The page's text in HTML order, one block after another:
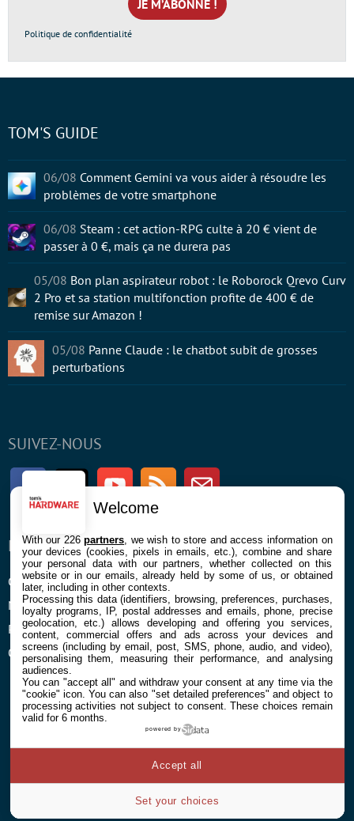
*
Politique de confidentialité
SUIVEZ-NOUS
FacebookTwitter Youtube RSS Newsletter
ENTREPRISE
Confidentialité et Cookies
Mentions légales et CGU
Préférences Cookies
Qui sommes nous
À PROPOS
Contact
TOM'S GUIDE
06/08 Comment Gemini va vous aider à résoudre les
problèmes de votre smartphone
06/08 Steam : cet action-RPG culte à 20 € vient de
passer à 0 €, mais ça ne durera pas
05/08 Bon plan aspirateur robot : le Roborock Qrevo Curv
2 Pro et sa station multifonction profite de 400 € de
remise sur Amazon !
05/08 Panne Claude : le chatbot subit de grosses
perturbations
Welcome
With our 226partners , we wish to store and access information on
your devices (cookies, pixels in emails, etc.), combine and share
your personal data with our partners, whether collected on this
website or in our emails, already held by some of us, or obtained
later, including in other contexts.
Processing this data (identifiers, browsing, preferences, purchases,
loyalty programs, IP, postal addresses and emails, phone, precise
geolocation, etc.) allows developing and offering you services,
content, commercial offers and ads across your devices and
screens (including by email, post, SMS, phone, audio, and video),
personalising them, measuring their performance, and analysing
audiences.
You can "accept all" and withdraw your consent at any time via the
"cookie" icon. You can also "set detailed preferences" and object to
processing activities not subject to consent. These choices remain
valid for 6 months.
powered by
Set your choices
Accept all